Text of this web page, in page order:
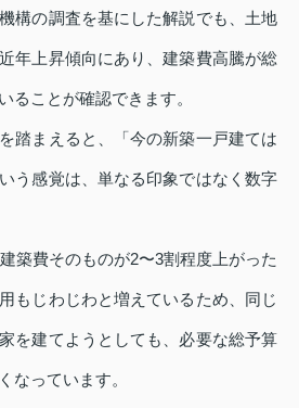
構の調査を基にした解説でも、土地
年上昇傾向にあり、建築費高騰が総
ることが確認できます。
踏まえると、「今の新築一戸建ては
う感覚は、単なる印象ではなく数字
築費そのものが2〜3割程度上がった
もじわじわと増えているため、同じ
を建てようとしても、必要な総予算
なっています。